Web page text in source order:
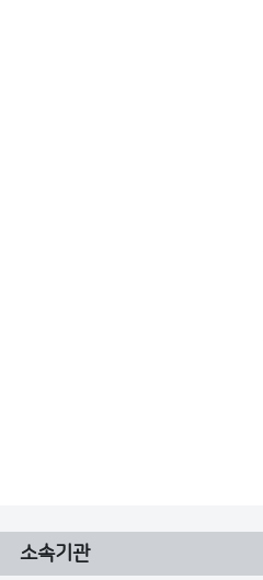
소속기관